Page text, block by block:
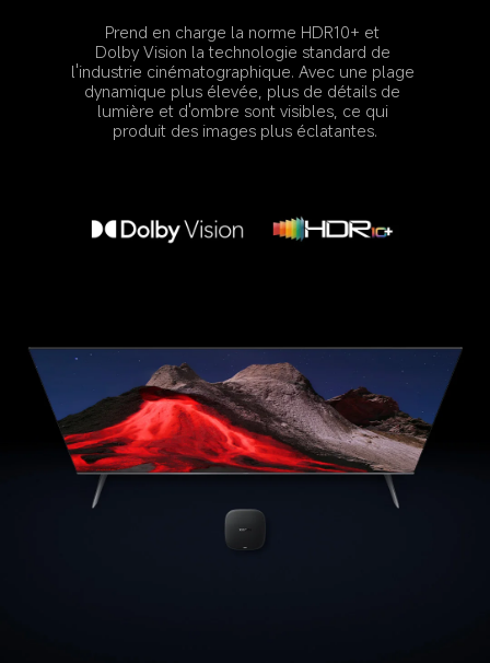
Prend en charge la norme HDR10+ et
Dolby Vision la technologie standard de
l'industrie cinématographique. Avec une plage
dynamique plus élevée, plus de détails de
lumière et d'ombre sont visibles, ce qui
produit des images plus éclatantes.